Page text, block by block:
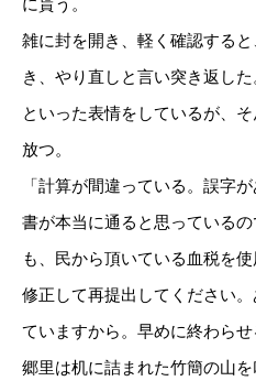
に貰う。
雑に封を開き、軽く確認する
き、やり直しと言い突き返し
といった表情をしているが、
放つ。
「計算が間違っている。誤字
書が本当に通ると思っている
も、民から頂いている血税を
修正して再提出してください
ていますから。早めに終わらせ
郷里は机に詰まれた竹簡の山